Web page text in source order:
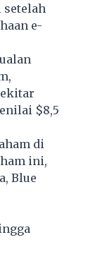
setelah
e-
$8,5
di
ini,
Blue